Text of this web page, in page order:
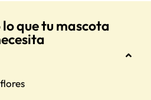
que tu mascota